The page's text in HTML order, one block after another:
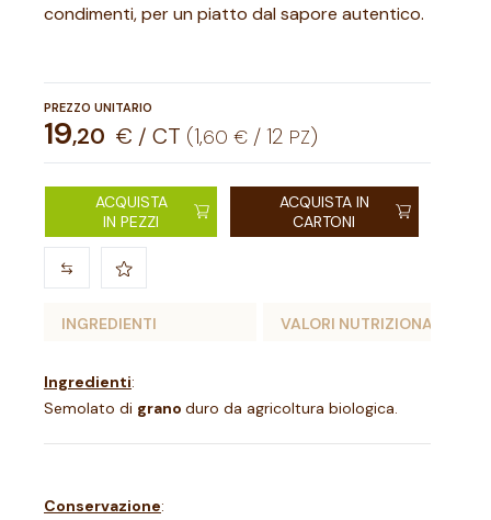
condimenti, per un piatto dal sapore autentico.
PREZZO UNITARIO
19,20 € / CT (1,60 € /12 PZ)
ACQUISTA
IN PEZZI
ACQUISTA IN
CARTONI
INGREDIENTI VALORI NUTRIZIONALI
Ingredienti:
Semolato di grano duro da agricoltura biologica.
Conservazione: